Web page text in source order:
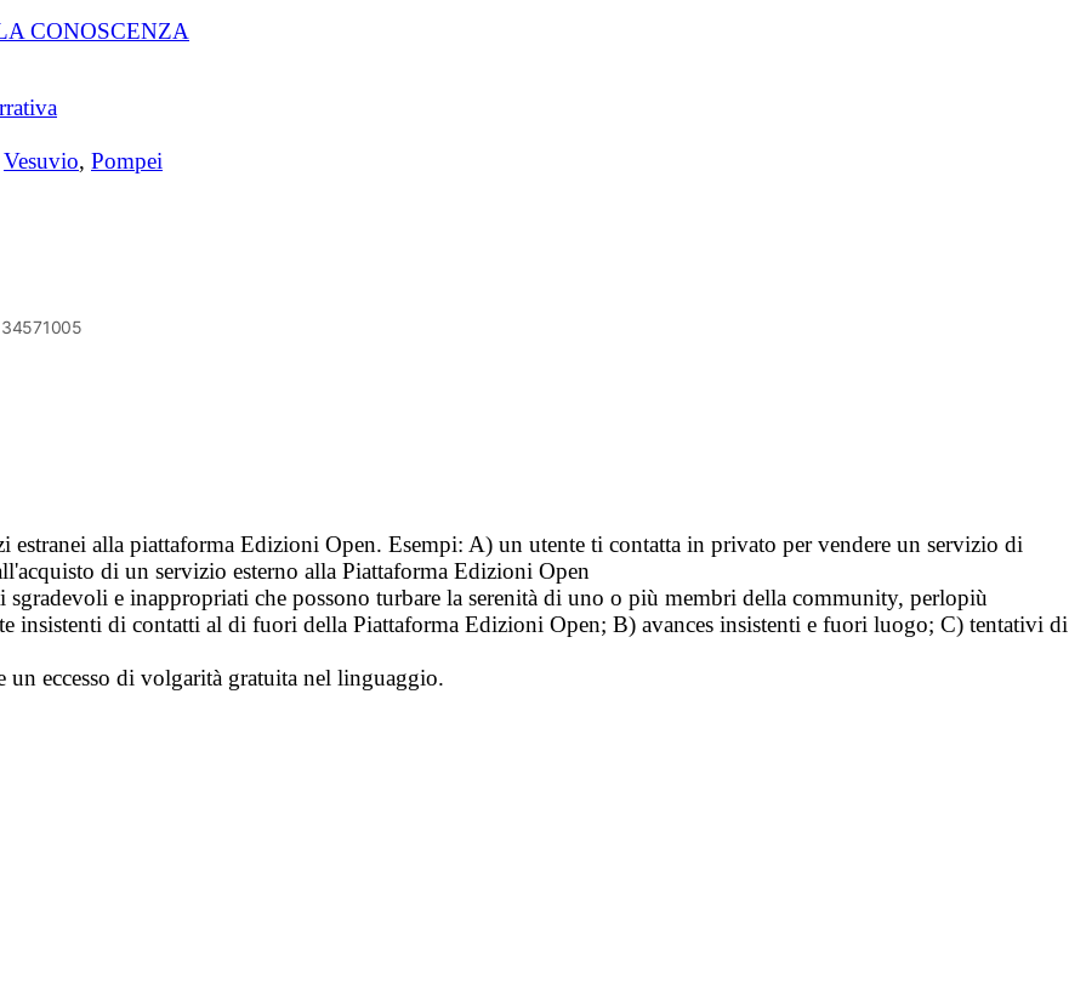
CONOSCENZA
Vesuvio, Pompei
alla piattaforma Edizioni Open. Esempi: A) un utente ti contatta in privato per vendere un servizio di
di un servizio esterno alla Piattaforma Edizioni Open
sgradevoli e inappropriati che possono turbare la serenità di uno o più membri della community, perlopiù
insistenti di contatti al di fuori della Piattaforma Edizioni Open; B) avances insistenti e fuori luogo; C) tentativi di
un eccesso di volgarità gratuita nel linguaggio.